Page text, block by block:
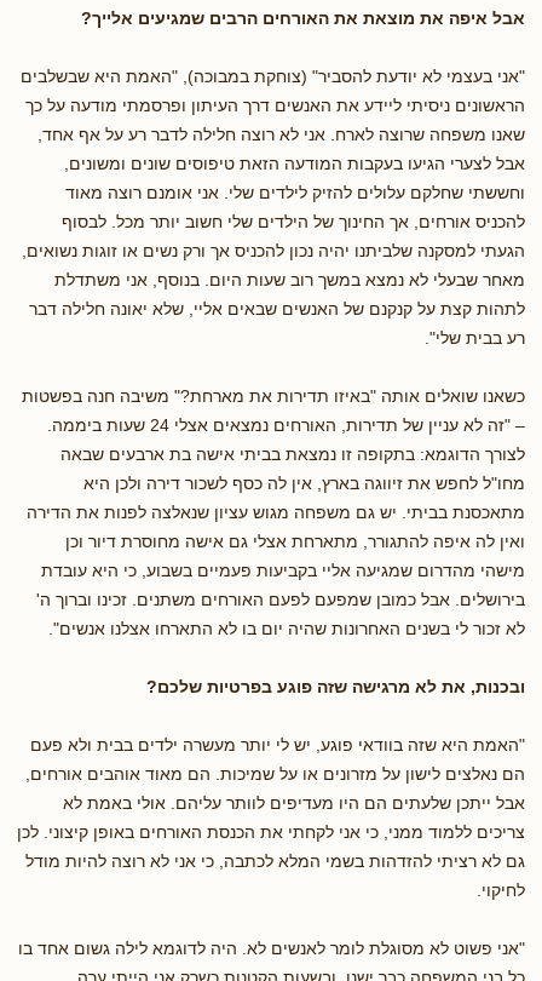
אבל איפה את מוצאת את האורחים הרבים שמגיעים אלייך?
"אני בעצמי לא יודעת להסביר" (צוחקת במבוכה), "האמת היא שבשלבים
הראשונים ניסיתי ליידע את האנשים דרך העיתון ופרסמתי מודעה על כך
שאנו משפחה שרוצה לארח. אני לא רוצה חלילה לדבר רע על אף אחד,
אבל לצערי הגיעו בעקבות המודעה הזאת טיפוסים שונים ומשונים,
וחששתי שחלקם עלולים להזיק לילדים שלי. אני אומנם רוצה מאוד
להכניס אורחים, אך החינוך של הילדים שלי חשוב יותר מכל. לבסוף
הגעתי למסקנה שלביתנו יהיה נכון להכניס אך ורק נשים או זוגות נשואים,
מאחר שבעלי לא נמצא במשך רוב שעות היום. בנוסף, אני משתדלת
לתהות קצת על קנקנם של האנשים שבאים אליי, שלא יאונה חלילה דבר
רע בבית שלי".
כשאנו שואלים אותה "באיזו תדירות את מארחת?" משיבה חנה בפשטות
– "זה לא עניין של תדירות, האורחים נמצאים אצלי 24 שעות ביממה.
לצורך הדוגמא: בתקופה זו נמצאת בביתי אישה בת ארבעים שבאה
מחו"ל לחפש את זיווגה בארץ, אין לה כסף לשכור דירה ולכן היא
מתאכסנת בביתי. יש גם משפחה מגוש עציון שנאלצה לפנות את הדירה
ואין לה איפה להתגורר, מתארחת אצלי גם אישה מחוסרת דיור וכן
מישהי מהדרום שמגיעה אליי בקביעות פעמיים בשבוע, כי היא עובדת
בירושלים. אבל כמובן שמפעם לפעם האורחים משתנים. זכינו וברוך ה'
לא זכור לי בשנים האחרונות שהיה יום בו לא התארחו אצלנו אנשים".
ובכנות, את לא מרגישה שזה פוגע בפרטיות שלכם?
"האמת היא שזה בוודאי פוגע, יש לי יותר מעשרה ילדים בבית ולא פעם
הם נאלצים לישון על מזרונים או על שמיכות. הם מאוד אוהבים אורחים,
אבל ייתכן שלעתים הם היו מעדיפים לוותר עליהם. אולי באמת לא
צריכים ללמוד ממני, כי אני לקחתי את הכנסת האורחים באופן קיצוני. לכן
גם לא רציתי להזדהות בשמי המלא לכתבה, כי אני לא רוצה להיות מודל
לחיקוי.
"אני פשוט לא מסוגלת לומר לאנשים לא. היה לדוגמא לילה גשום אחד בו
כל בני המשפחה כבר ישנו, ובשעות הקטנות כשרק אני הייתי ערה,